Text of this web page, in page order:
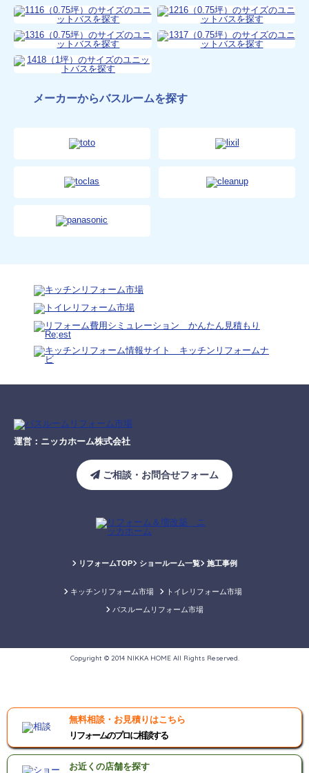
メーカーからバスルームを探す
運営：ニッカホーム株式会社
ご相談・お問合せフォーム
リフォームTOP ショールーム一覧 施工事例
キッチンリフォーム市場 トイレリフォーム市場
バスルームリフォーム市場
Copyright © 2014 NIKKA HOME All Rights Reserved.
無料相談・お見積りはこちら
リフォームのプロに相談する
お近くの店舗を探す